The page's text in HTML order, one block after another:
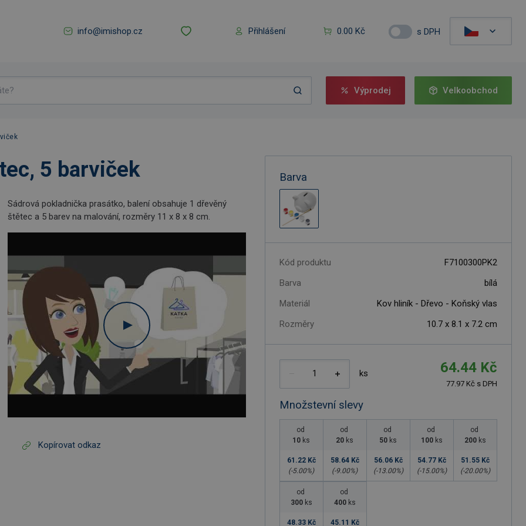
info@imishop.cz Přihlášení 0.00 Kč s DPH
Výprodej Velkoobchod
5 barviček
Sádrová pokladnička prasátko, balení obsahuje 1 dřevěný
štětec a 5 barev na malování, rozměry 11 x 8 x 8 cm.
Kopírovat odkaz
Barva
Kód produktu
F7100300PK2
Barva
bílá
Materiál
Kov hliník - Dřevo - Koňský vlas
Rozměry
10.7 x 8.1 x 7.2 cm
ks 64.44 Kč
77.97 Kč s DPH
Množstevní slevy
od
10 ks
61.22 Kč
(-5.00%)
od
20 ks
58.64 Kč
(-9.00%)
od
50 ks
56.06 Kč
(-13.00%)
od
100 ks
54.77 Kč
(-15.00%)
od
200 ks
51.55 Kč
(-20.00%)
od
300 ks
48.33 Kč
od
400 ks
45.11 Kč